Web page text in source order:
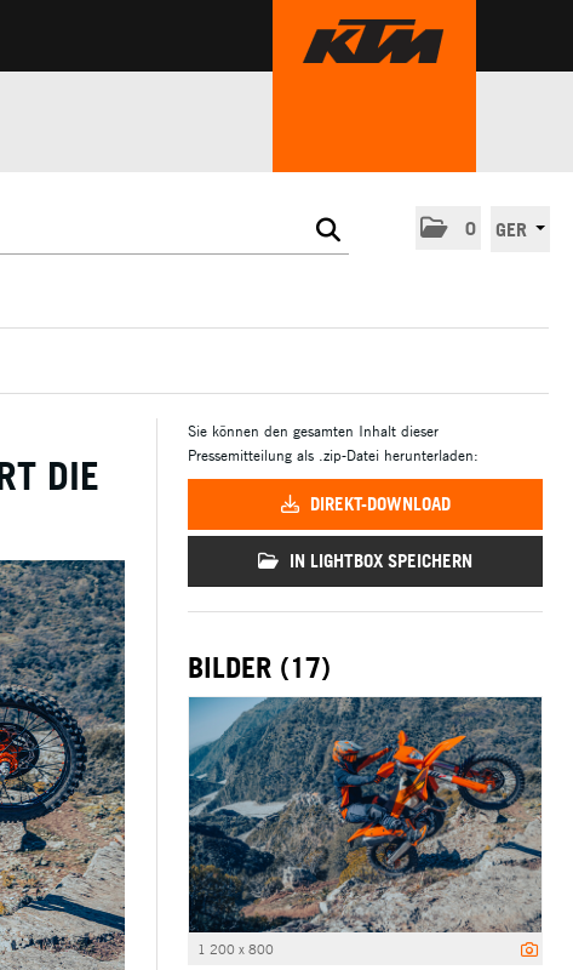
0 GER
DIE
Sie können den gesamten Inhalt dieser
Pressemitteilung als .zip-Datei herunterladen:
DIREKT-DOWNLOAD
IN LIGHTBOX SPEICHERN
BILDER (17)
1 200 x 800